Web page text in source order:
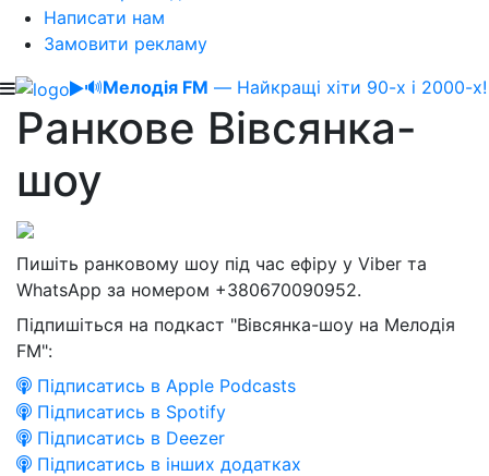
Написати нам
Замовити рекламу
🔊Мелодія FM — Найкращі хіти 90-х і 2000-х!
Ранкове Вівсянка-
шоу
Пишіть ранковому шоу під час ефіру у Viber та
WhatsApp за номером +380670090952.
Підпишіться на подкаст "Вівсянка-шоу на Мелодія
FM":
Підписатись в Apple Podcasts
Підписатись в Spotify
Підписатись в Deezer
Підписатись в інших додатках